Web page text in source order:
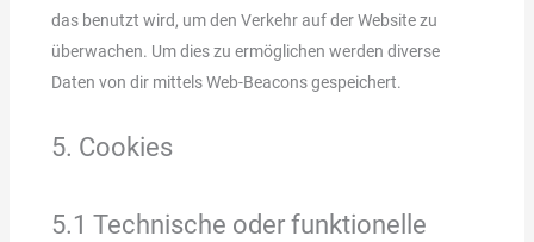
das benutzt wird, um den Verkehr auf der Website zu
überwachen. Um dies zu ermöglichen werden diverse
Daten von dir mittels Web-Beacons gespeichert.
5. Cookies
5.1 Technische oder funktionelle